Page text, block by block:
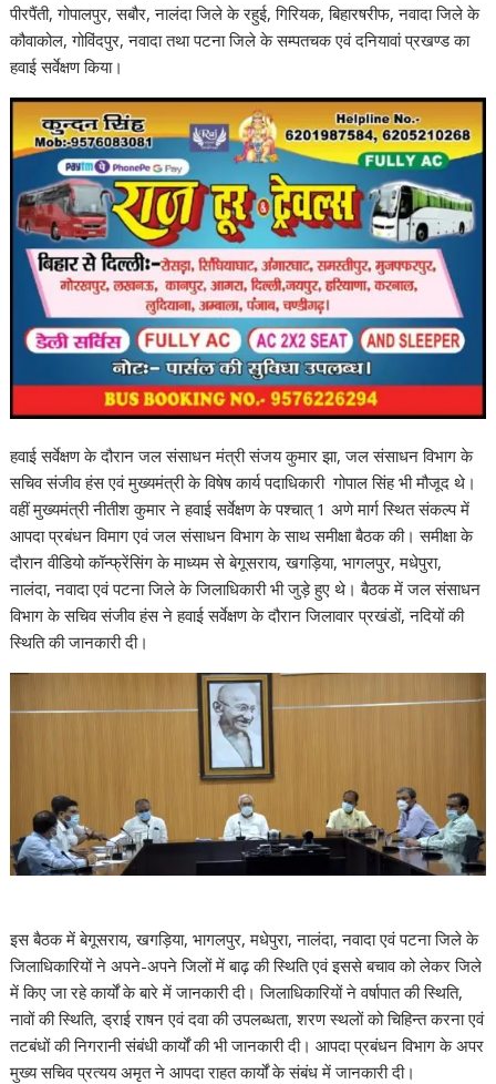
पीरपैंती, गोपालपुर, सबौर, नालंदा जिले के रहुई, गिरियक, बिहारषरीफ, नवादा जिले के
कौवाकोल, गोविंदपुर, नवादा तथा पटना जिले के सम्पतचक एवं दनियावां प्रखण्ड का
हवाई सर्वेक्षण किया।
हवाई सर्वेक्षण के दौरान जल संसाधन मंत्री संजय कुमार झा, जल संसाधन विभाग के
सचिव संजीव हंस एवं मुख्यमंत्री के विषेष कार्य पदाधिकारी गोपाल सिंह भी मौजूद थे।
वहीं मुख्यमंत्री नीतीश कुमार ने हवाई सर्वेक्षण के पश्चात् 1 अणे मार्ग स्थित संकल्प में
आपदा प्रबंधन विमाग एवं जल संसाधन विभाग के साथ समीक्षा बैठक की। समीक्षा के
दौरान वीडियो कॉन्फ्रेंसिंग के माध्यम से बेगूसराय, खगड़िया, भागलपुर, मधेपुरा,
नालंदा, नवादा एवं पटना जिले के जिलाधिकारी भी जुड़े हुए थे। बैठक में जल संसाधन
विभाग के सचिव संजीव हंस ने हवाई सर्वेक्षण के दौरान जिलावार प्रखंडों, नदियों की
स्थिति की जानकारी दी।
इस बैठक में बेगूसराय, खगड़िया, भागलपुर, मधेपुरा, नालंदा, नवादा एवं पटना जिले के
जिलाधिकारियों ने अपने-अपने जिलों में बाढ़ की स्थिति एवं इससे बचाव को लेकर जिले
में किए जा रहे कार्यों के बारे में जानकारी दी। जिलाधिकारियों ने वर्षापात की स्थिति,
नावों की स्थिति, ड्राई राषन एवं दवा की उपलब्धता, शरण स्थलों को चिहिन्त करना एवं
तटबंधों की निगरानी संबंधी कार्यों की भी जानकारी दी। आपदा प्रबंधन विभाग के अपर
मुख्य सचिव प्रत्यय अमृत ने आपदा राहत कार्यों के संबंध में जानकारी दी।